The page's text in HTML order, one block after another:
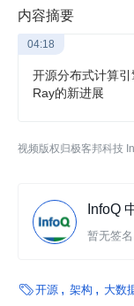
内容摘要
04:18
开源分布式计算引
Ray的新进展
视频版权归极客邦科技
InfoQ
暂无签名
开源 架构 大数